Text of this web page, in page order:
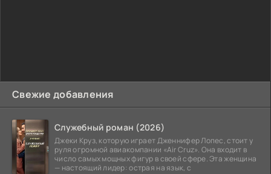
Свежие добавления
Служебный роман (2026)
Джеки Круз, которую играет Дженнифер Лопес, стоит у
руля огромной авиакомпании «Air Cruz». Она входит в
число самых мощных фигур в своей сфере. Эта женщина
— настоящий лидер: острая на язык, с